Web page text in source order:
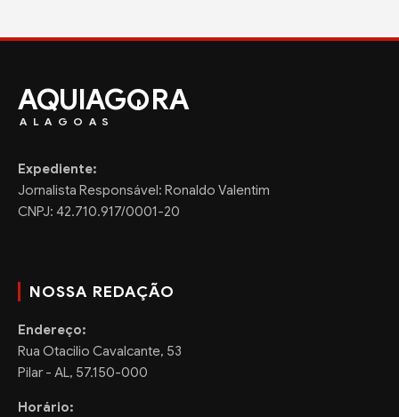
AQUIAG RA
ALAGOAS
Expediente:
Jornalista Responsável: Ronaldo Valentim
CNPJ: 42.710.917/0001-20
NOSSA REDAÇÃO
Endereço:
Rua Otacilio Cavalcante, 53
Pilar - AL, 57.150-000
Horário: